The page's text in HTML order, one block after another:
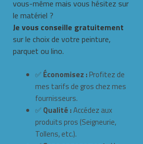
vous-même mais vous hésitez sur
le matériel ?
Je vous conseille gratuitement
sur le choix de votre peinture,
parquet ou lino.
✅ Économisez : Profitez de
mes tarifs de gros chez mes
fournisseurs.
✅ Qualité :Accédez aux
produits pros (Seigneurie,
Tollens, etc.).